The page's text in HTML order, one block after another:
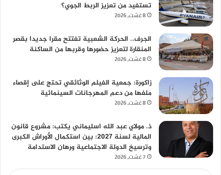
تستفيد من تعزيز الربط الجوي؟
8 غشت، 2026
الجرف.. الحركة الشعبية تفتتح مقرا جديدا بقصر
المنقارة لتعزيز حضورها وقربها من الساكنة
8 غشت، 2026
زاكورة: جمعية الفيلم الوثائقي تحتج على إقصاء
ملفها من دعم المهرجانات السينمائية
8 غشت، 2026
ذ. مولاي عبد الله اسليماني يكتب: مشروع قانون
المالية لسنة 2027: بين استكمال الأوراش الكبرى
وترسيخ الدولة الاجتماعية ورهان الاستدامة
7 غشت، 2026